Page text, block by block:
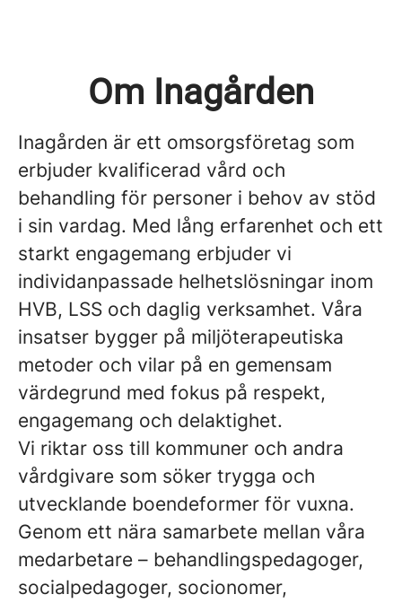
Om Inagården
Inagården är ett omsorgsföretag som
erbjuder kvalificerad vård och
behandling för personer i behov av stöd
i sin vardag. Med lång erfarenhet och ett
starkt engagemang erbjuder vi
individanpassade helhetslösningar inom
HVB, LSS och daglig verksamhet. Våra
insatser bygger på miljöterapeutiska
metoder och vilar på en gemensam
värdegrund med fokus på respekt,
engagemang och delaktighet.
Vi riktar oss till kommuner och andra
vårdgivare som söker trygga och
utvecklande boendeformer för vuxna.
Genom ett nära samarbete mellan våra
medarbetare – behandlingspedagoger,
socialpedagoger, socionomer,